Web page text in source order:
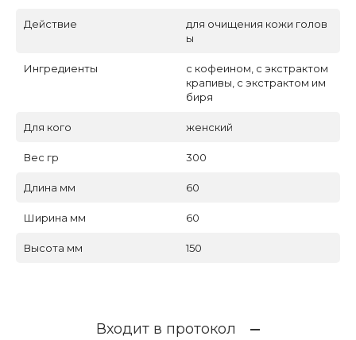
Действие
для очищения кожи голов
ы
Ингредиенты
с кофеином, с экстрактом
крапивы, с экстрактом им
биря
Для кого женский
Вес гр 300
Длина мм 60
Ширина мм 60
Высота мм 150
Входит в протокол